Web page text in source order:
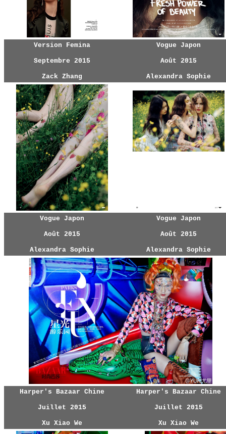
Version Femina
Septembre 2015
Zack Zhang
Vogue Japon
Août 2015
Alexandra Sophie
Vogue Japon
Août 2015
Alexandra Sophie
Vogue Japon
Août 2015
Alexandra Sophie
Harper's Bazaar Chine
Juillet 2015
Xu Xiao We
Harper's Bazaar Chine
Juillet 2015
Xu Xiao We